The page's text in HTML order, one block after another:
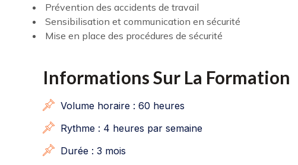
Prévention des accidents de travail
Sensibilisation et communication en sécurité
Mise en place des procédures de sécurité
Informations Sur La Formation
Volume horaire : 60 heures
Rythme : 4 heures par semaine
Durée : 3 mois